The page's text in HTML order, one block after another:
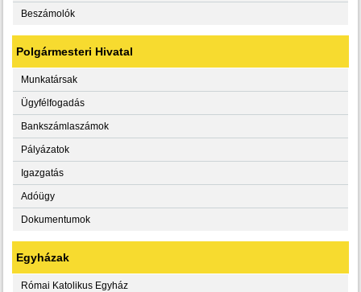
Beszámolók
Polgármesteri Hivatal
Munkatársak
Ügyfélfogadás
Bankszámlaszámok
Pályázatok
Igazgatás
Adóügy
Dokumentumok
Egyházak
Római Katolikus Egyház